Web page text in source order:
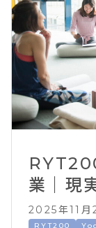
業｜現
2025年11月
RYT200